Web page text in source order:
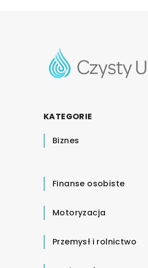
KATEGORIE
Biznes
Finanse osobiste
Motoryzacja
Przemysł i rolnictwo